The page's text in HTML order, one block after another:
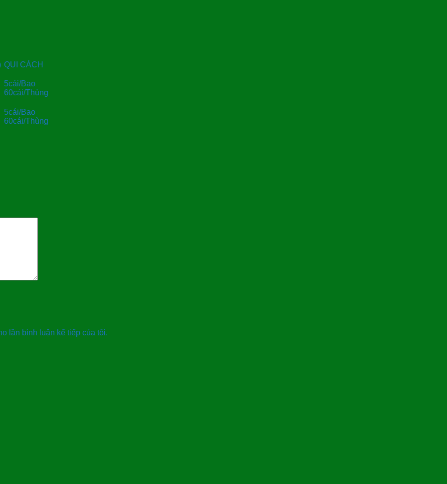
QUI CÁCH
5cái/Bao
60cái/Thùng
5cái/Bao
60cái/Thùng
lần bình luận kế tiếp của tôi.